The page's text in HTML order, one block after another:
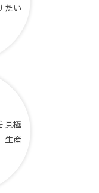
たい
見極
生産